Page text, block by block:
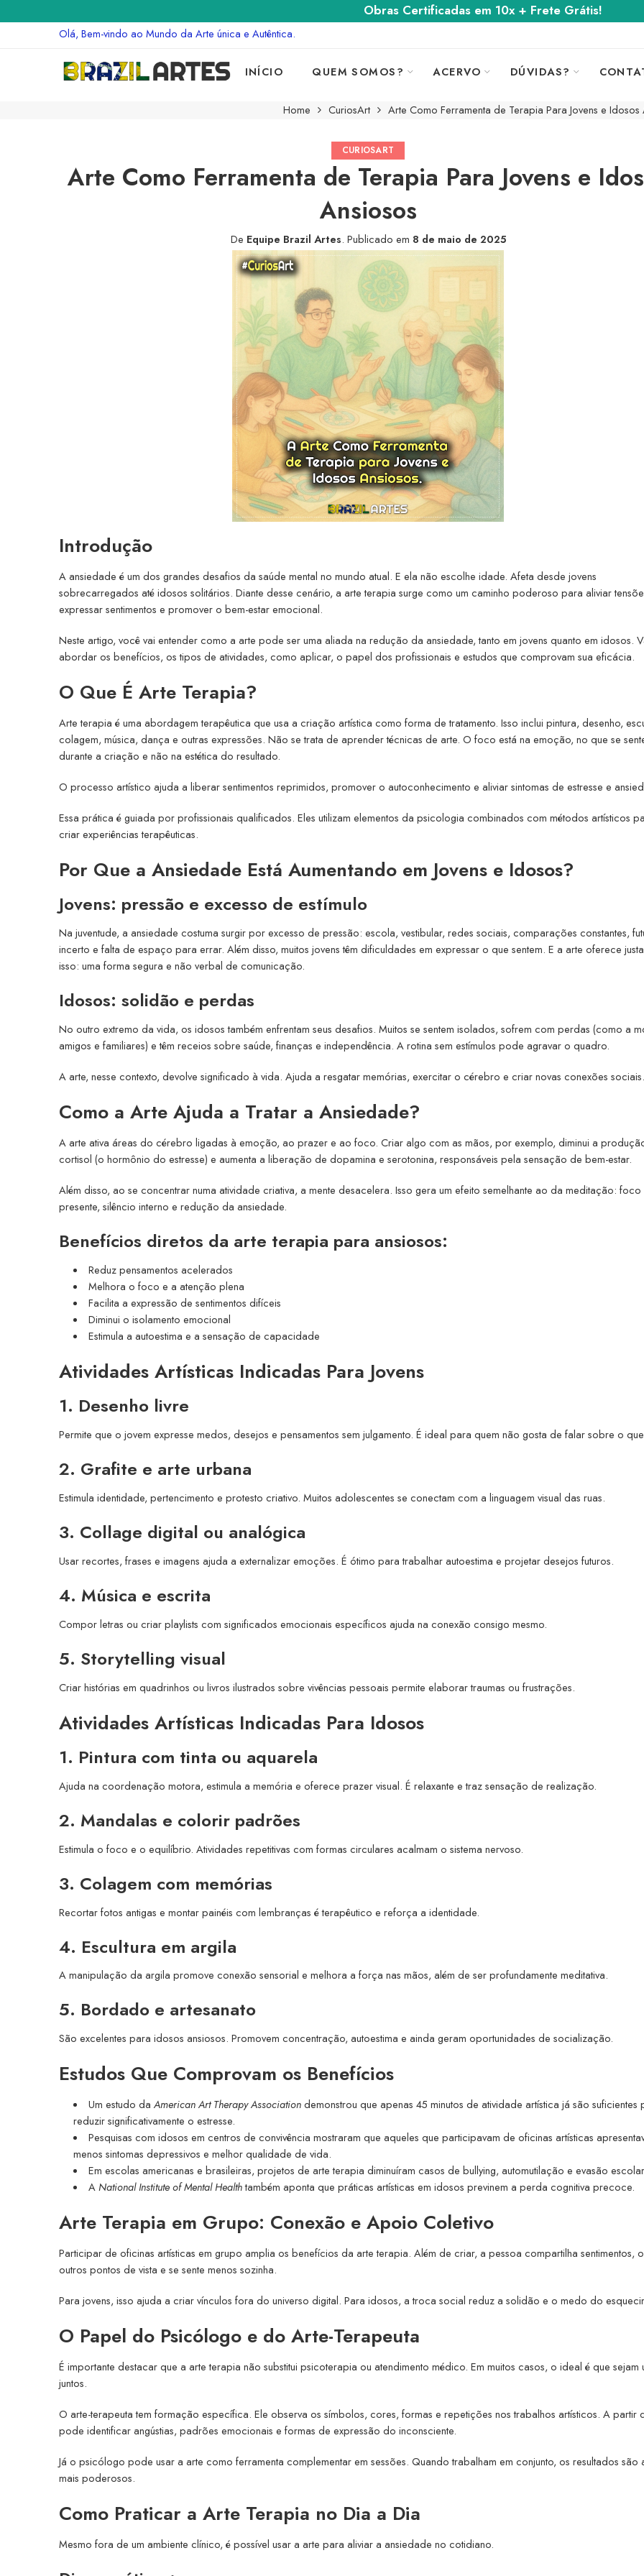
Obras Certificadas em 10x + Frete Grátis!
Olá, Bem-vindo ao Mundo da Arte única e Autêntica.
INÍCIO QUEM SOMOS? ACERVO DÚVIDAS?
Home CuriosArt Arte Como Ferramenta de Terapia Para Jovens e Idosos
CURIOSART
Arte Como Ferramenta de Terapia Para Jovens e
Ansiosos
De Equipe Brazil Artes. Publicado em 8 de maio de 2025
Introdução
A ansiedade é um dos grandes desafios da saúde mental no mundo atual. E ela não escolhe idade. Afeta desde jovens
sobrecarregados até idosos solitários. Diante desse cenário, a arte terapia surge como um caminho poderoso para aliviar
expressar sentimentos e promover o bem-estar emocional.
Neste artigo, você vai entender como a arte pode ser uma aliada na redução da ansiedade, tanto em jovens quanto em idosos.
abordar os benefícios, os tipos de atividades, como aplicar, o papel dos profissionais e estudos que comprovam sua eficácia.
O Que É Arte Terapia?
Arte terapia é uma abordagem terapêutica que usa a criação artística como forma de tratamento. Isso inclui pintura, desenho,
colagem, música, dança e outras expressões. Não se trata de aprender técnicas de arte. O foco está na emoção, no que se
durante a criação e não na estética do resultado.
O processo artístico ajuda a liberar sentimentos reprimidos, promover o autoconhecimento e aliviar sintomas de estresse e
Essa prática é guiada por profissionais qualificados. Eles utilizam elementos da psicologia combinados com métodos artísticos
criar experiências terapêuticas.
Por Que a Ansiedade Está Aumentando em Jovens e Idosos?
Jovens: pressão e excesso de estímulo
Na juventude, a ansiedade costuma surgir por excesso de pressão: escola, vestibular, redes sociais, comparações constantes,
incerto e falta de espaço para errar. Além disso, muitos jovens têm dificuldades em expressar o que sentem. E a arte oferece
isso: uma forma segura e não verbal de comunicação.
Idosos: solidão e perdas
No outro extremo da vida, os idosos também enfrentam seus desafios. Muitos se sentem isolados, sofrem com perdas (como a
amigos e familiares) e têm receios sobre saúde, finanças e independência. A rotina sem estímulos pode agravar o quadro.
A arte, nesse contexto, devolve significado à vida. Ajuda a resgatar memórias, exercitar o cérebro e criar novas conexões sociais.
Como a Arte Ajuda a Tratar a Ansiedade?
A arte ativa áreas do cérebro ligadas à emoção, ao prazer e ao foco. Criar algo com as mãos, por exemplo, diminui a
cortisol (o hormônio do estresse) e aumenta a liberação de dopamina e serotonina, responsáveis pela sensação de bem-estar.
Além disso, ao se concentrar numa atividade criativa, a mente desacelera. Isso gera um efeito semelhante ao da meditação: foco
presente, silêncio interno e redução da ansiedade.
Benefícios diretos da arte terapia para ansiosos:
Reduz pensamentos acelerados
Melhora o foco e a atenção plena
Facilita a expressão de sentimentos difíceis
Diminui o isolamento emocional
Estimula a autoestima e a sensação de capacidade
Atividades Artísticas Indicadas Para Jovens
1. Desenho livre
Permite que o jovem expresse medos, desejos e pensamentos sem julgamento. É ideal para quem não gosta de falar sobre o
2. Grafite e arte urbana
Estimula identidade, pertencimento e protesto criativo. Muitos adolescentes se conectam com a linguagem visual das ruas.
3. Collage digital ou analógica
Usar recortes, frases e imagens ajuda a externalizar emoções. É ótimo para trabalhar autoestima e projetar desejos futuros.
4. Música e escrita
Compor letras ou criar playlists com significados emocionais específicos ajuda na conexão consigo mesmo.
5. Storytelling visual
Criar histórias em quadrinhos ou livros ilustrados sobre vivências pessoais permite elaborar traumas ou frustrações.
Atividades Artísticas Indicadas Para Idosos
1. Pintura com tinta ou aquarela
Ajuda na coordenação motora, estimula a memória e oferece prazer visual. É relaxante e traz sensação de realização.
2. Mandalas e colorir padrões
Estimula o foco e o equilíbrio. Atividades repetitivas com formas circulares acalmam o sistema nervoso.
3. Colagem com memórias
Recortar fotos antigas e montar painéis com lembranças é terapêutico e reforça a identidade.
4. Escultura em argila
A manipulação da argila promove conexão sensorial e melhora a força nas mãos, além de ser profundamente meditativa.
5. Bordado e artesanato
São excelentes para idosos ansiosos. Promovem concentração, autoestima e ainda geram oportunidades de socialização.
Estudos Que Comprovam os Benefícios
Um estudo da American Art Therapy Associationdemonstrou que apenas 45 minutos de atividade artística já são suficientes
reduzir significativamente o estresse.
Pesquisas com idosos em centros de convivência mostraram que aqueles que participavam de oficinas artísticas
menos sintomas depressivos e melhor qualidade de vida.
Em escolas americanas e brasileiras, projetos de arte terapia diminuíram casos de bullying, automutilação e evasão
ANational Institute of Mental Healthtambém aponta que práticas artísticas em idosos previnem a perda cognitiva precoce.
Arte Terapia em Grupo: Conexão e Apoio Coletivo
Participar de oficinas artísticas em grupo amplia os benefícios da arte terapia. Além de criar, a pessoa compartilha sentimentos,
outros pontos de vista e se sente menos sozinha.
Para jovens, isso ajuda a criar vínculos fora do universo digital. Para idosos, a troca social reduz a solidão e o medo do
O Papel do Psicólogo e do Arte-Terapeuta
É importante destacar que a arte terapia não substitui psicoterapia ou atendimento médico. Em muitos casos, o ideal é que sejam
juntos.
O arte-terapeuta tem formação específica. Ele observa os símbolos, cores, formas e repetições nos trabalhos artísticos. A partir
pode identificar angústias, padrões emocionais e formas de expressão do inconsciente.
Já o psicólogo pode usar a arte como ferramenta complementar em sessões. Quando trabalham em conjunto, os resultados são
mais poderosos.
Como Praticar a Arte Terapia no Dia a Dia
Mesmo fora de um ambiente clínico, é possível usar a arte para aliviar a ansiedade no cotidiano.